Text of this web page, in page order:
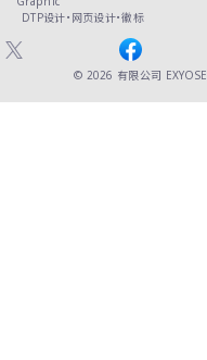
DTP设计・ 网页设计・徽标
© 2026 有限公司 EXYOSE